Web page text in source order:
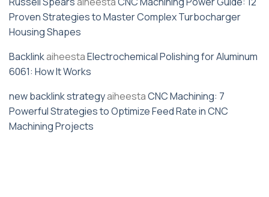
Proven Strategies to Master Complex Turbocharger
Housing Shapes
BacklinkaiheestaElectrochemical Polishing for Aluminum
6061: How It Works
new backlink strategyaiheestaCNC Machining: 7
Powerful Strategies to Optimize Feed Rate in CNC
Machining Projects